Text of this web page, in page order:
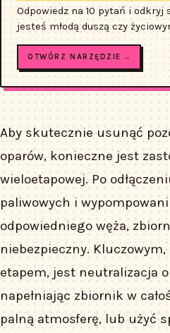
Odpowiedz na 10 pytań i odkryj
jesteś młodą duszą czy
OTWÓRZ NARZĘDZIE →
Aby skutecznie usunąć
oparów, konieczne jest
wieloetapowej. Po
paliwowych i
odpowiedniego węża,
niebezpieczny.
etapem, jest neutralizacja
napełniając zbiornik w
palną atmosferę, lub użyć